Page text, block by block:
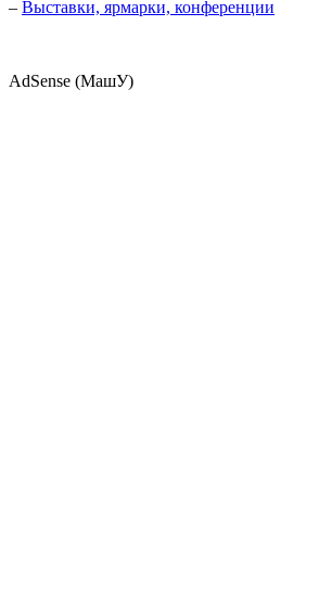
– Выставки, ярмарки, конференции
AdSense (МашУ)